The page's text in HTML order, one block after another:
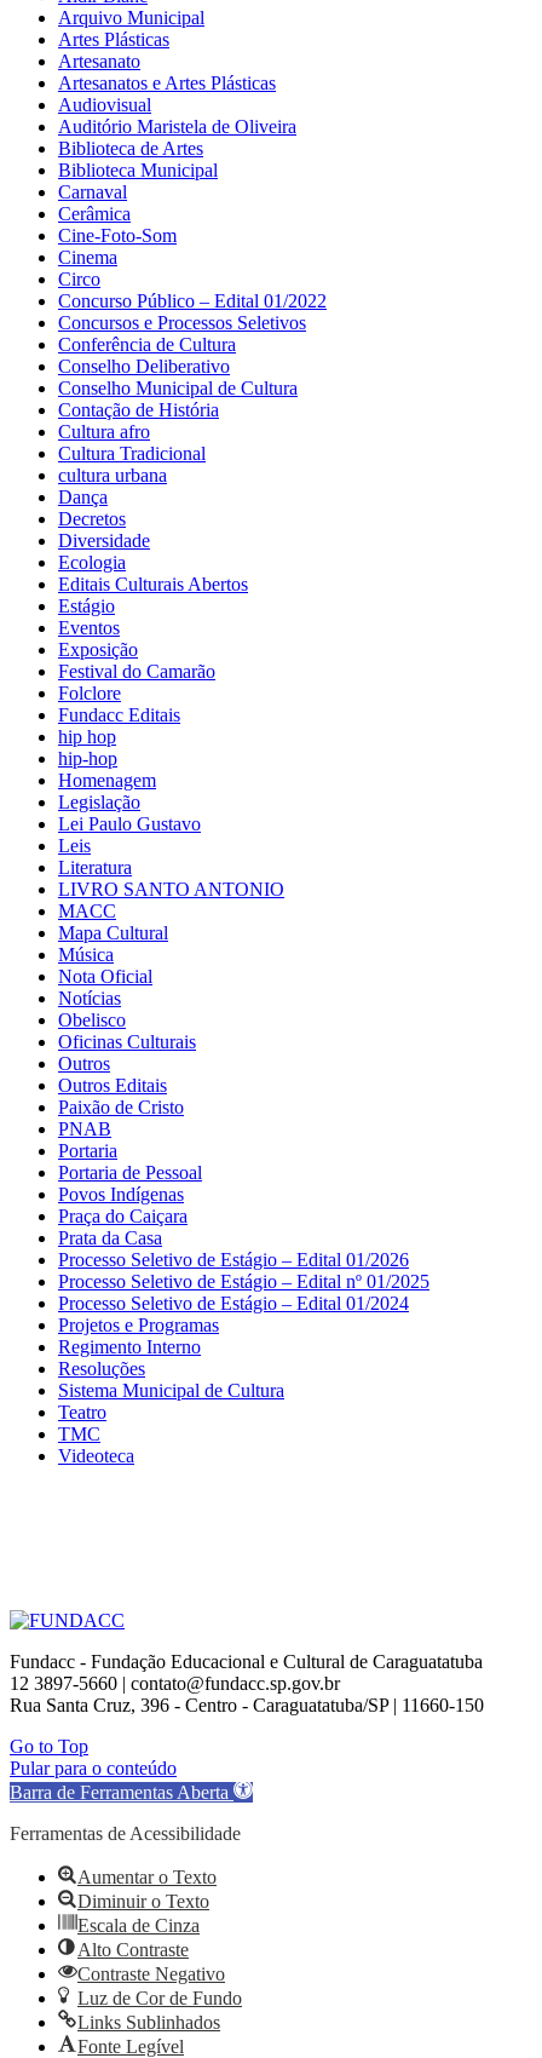
Arquivo Municipal
Artes Plásticas
Artesanato
Artesanatos e Artes Plásticas
Audiovisual
Auditório Maristela de Oliveira
Biblioteca de Artes
Biblioteca Municipal
Carnaval
Cerâmica
Cine-Foto-Som
Cinema
Circo
Concurso Público – Edital 01/2022
Concursos e Processos Seletivos
Conferência de Cultura
Conselho Deliberativo
Conselho Municipal de Cultura
Contação de História
Cultura afro
Cultura Tradicional
cultura urbana
Dança
Decretos
Diversidade
Ecologia
Editais Culturais Abertos
Estágio
Eventos
Exposição
Festival do Camarão
Folclore
Fundacc Editais
hip hop
hip-hop
Homenagem
Legislação
Lei Paulo Gustavo
Leis
Literatura
LIVRO SANTO ANTONIO
MACC
Mapa Cultural
Música
Nota Oficial
Notícias
Obelisco
Oficinas Culturais
Outros
Outros Editais
Paixão de Cristo
PNAB
Portaria
Portaria de Pessoal
Povos Indígenas
Praça do Caiçara
Prata da Casa
Processo Seletivo de Estágio – Edital 01/2026
Processo Seletivo de Estágio – Edital nº 01/2025
Processo Seletivo de Estágio – Edital 01/2024
Projetos e Programas
Regimento Interno
Resoluções
Sistema Municipal de Cultura
Teatro
TMC
Videoteca
Fundacc - Fundação Educacional e Cultural de Caraguatatuba
12 3897-5660 | contato@fundacc.sp.gov.br
Rua Santa Cruz, 396 - Centro - Caraguatatuba/SP | 11660-150
Go to Top
Pular para o conteúdo
Barra de Ferramentas Aberta
Ferramentas de Acessibilidade
Aumentar o Texto
Diminuir o Texto
Escala de Cinza
Alto Contraste
Contraste Negativo
Luz de Cor de Fundo
Links Sublinhados
Fonte Legível